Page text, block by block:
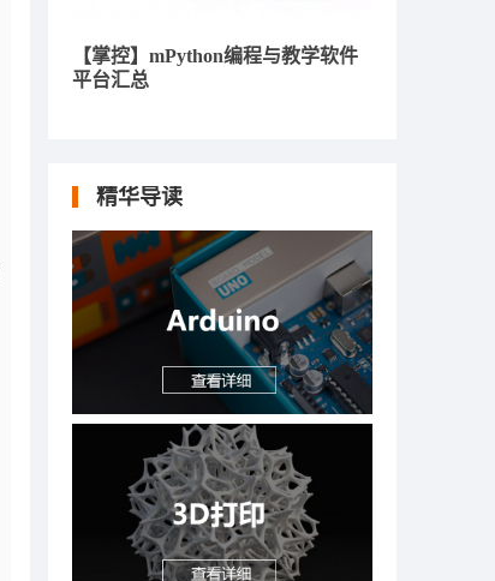
【掌控】mPython编程与教学软件
平台汇总
精华导读